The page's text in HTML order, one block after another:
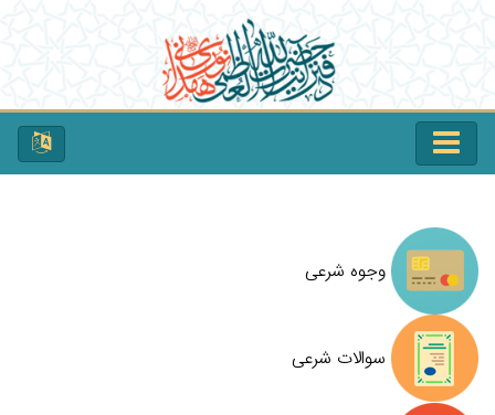
وجوه شرعی
سوالات شرعی